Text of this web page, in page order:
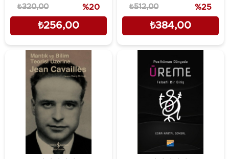
₺256,00
₺320,00 %20
₺384,00
₺512,00 %25